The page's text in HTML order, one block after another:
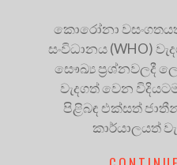
කොරෝනා
සංවිධානය (WHO)
සෞඛ්‍ය ප්‍රශ්නවලදී
වැදගත් වෙන
පිළිබඳ එක්සත්
කාර්යාලයත්